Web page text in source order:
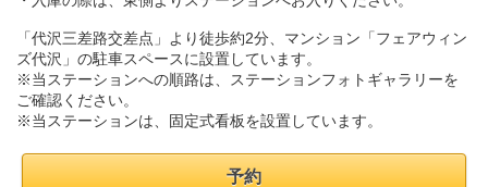
「代沢三差路交差点」より徒歩約2分、マンション「フェアウィン
ズ代沢」の駐車スペースに設置しています。
※当ステーションへの順路は、ステーションフォトギャラリーを
ご確認ください。
※当ステーションは、固定式看板を設置しています。
予約